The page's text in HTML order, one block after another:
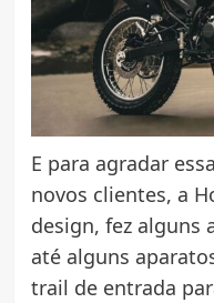
E para agradar
novos clientes, a
design, fez alguns
até alguns
trail de entrada